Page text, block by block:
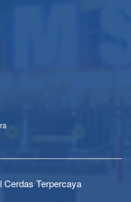
Terpercaya